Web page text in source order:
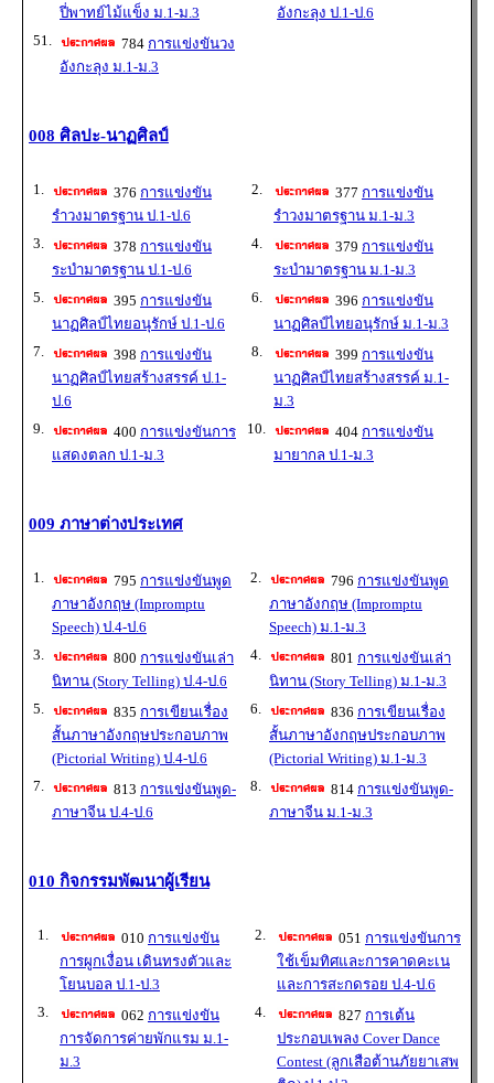
ปี่พาทย์ไม้แข็ง ม.1-ม.3
อังกะลุง ป.1-ป.6
51.
784 การแข่งขันวง
อังกะลุง ม.1-ม.3
008 ศิลปะ-นาฏศิลป์
1. 376 การแข่งขัน
รำวงมาตรฐาน ป.1-ป.6
2. 377 การแข่งขัน
รำวงมาตรฐาน ม.1-ม.3
3.
378 การแข่งขัน
ระบำมาตรฐาน ป.1-ป.6
4. 379 การแข่งขัน
ระบำมาตรฐาน ม.1-ม.3
5.
395 การแข่งขัน
นาฏศิลป์ไทยอนุรักษ์ ป.1-ป.6
6. 396 การแข่งขัน
นาฏศิลป์ไทยอนุรักษ์ ม.1-ม.3
7.
398 การแข่งขัน
นาฏศิลป์ไทยสร้างสรรค์ ป.1-
ป.6
8. 399 การแข่งขัน
นาฏศิลป์ไทยสร้างสรรค์ ม.1-
ม.3
9.
400 การแข่งขันการ
แสดงตลก ป.1-ม.3
10. 404 การแข่งขัน
มายากล ป.1-ม.3
009 ภาษาต่างประเทศ
1. 795 การแข่งขันพูด
ภาษาอังกฤษ (Impromptu
Speech) ป.4-ป.6
2. 796 การแข่งขันพูด
ภาษาอังกฤษ (Impromptu
Speech) ม.1-ม.3
3.
800 การแข่งขันเล่า
นิทาน (Story Telling) ป.4-ป.6
4. 801 การแข่งขันเล่า
นิทาน (Story Telling) ม.1-ม.3
5.
835 การเขียนเรื่อง
สั้นภาษาอังกฤษประกอบภาพ
(Pictorial Writing) ป.4-ป.6
6. 836 การเขียนเรื่อง
สั้นภาษาอังกฤษประกอบภาพ
(Pictorial Writing) ม.1-ม.3
7.
813 การแข่งขันพูด-
ภาษาจีน ป.4-ป.6
8. 814 การแข่งขันพูด-
ภาษาจีน ม.1-ม.3
010 กิจกรรมพัฒนาผู้เรียน
1. 010 การแข่งขัน
การผูกเงื่อน เดินทรงตัวและ
โยนบอล ป.1-ป.3
2. 051 การแข่งขันการ
ใช้เข็มทิศและการคาดคะเน
และการสะกดรอย ป.4-ป.6
3.
062 การแข่งขัน
การจัดการค่ายพักแรม ม.1-
ม.3
4. 827 การเต้น
ประกอบเพลง Cover Dance
Contest (ลูกเสือต้านภัยยาเสพ